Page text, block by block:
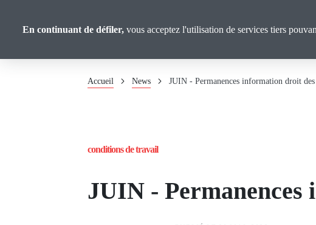
CGT Gironde
Accueil News JUIN - Permanences information droit des
conditions de travail
JUIN -
En continuant de défiler, vous acceptez l'utilisation de services tiers